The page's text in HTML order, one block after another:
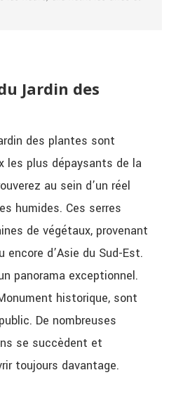
Jardin des
des plantes sont
les plus dépaysants de la
au sein d’un réel
humides. Ces serres
de végétaux, provenant
encore d’Asie du Sud-Est.
panorama exceptionnel.
historique, sont
De nombreuses
se succèdent et
toujours davantage.